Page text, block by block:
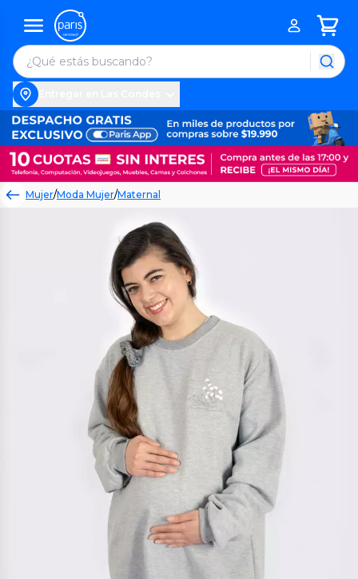
Mujer/Moda Mujer/Maternal